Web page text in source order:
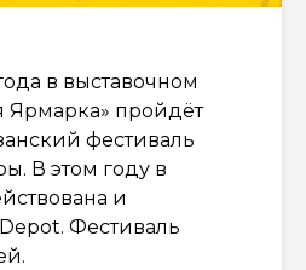
в выставочном
Ярмарка» пройдёт
фестиваль
В этом году в
и
Фестиваль